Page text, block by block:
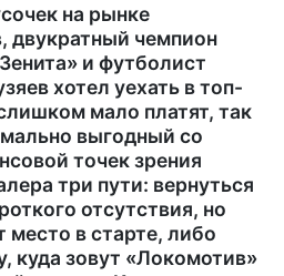
на рынке
двукратный чемпион
и футболист
хотел уехать в топ-
мало платят, так
выгодный со
точек зрения
три пути: вернуться
отсутствия, но
место в старте, либо
куда зовут «Локомотив»